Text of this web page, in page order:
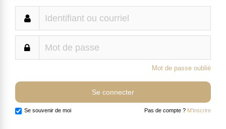
Mot de passe oublié
Se souvenir de moi Pas de compte ? M'inscrire